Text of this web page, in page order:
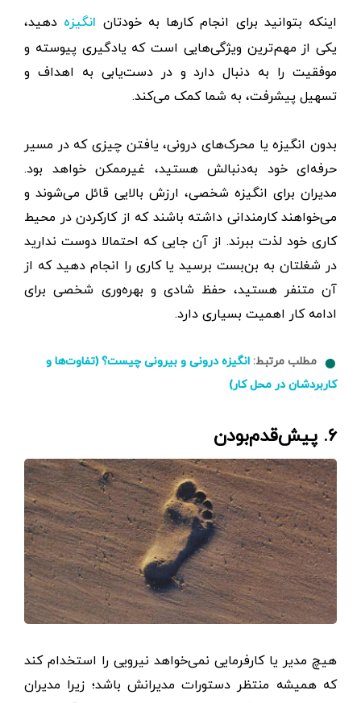
اینکه بتوانید برای انجام کارها به خودتان انگیزه دهید،
یکی از مهم‌ترین ویژگی‌هایی است که یادگیری پیوسته و
موفقیت را به دنبال دارد و در دست‌یابی به اهداف و
تسهیل پیشرفت، به شما کمک می‌کند.
بدون انگیزه یا محرک‌های درونی، یافتن چیزی که در مسیر
حرفه‌ای خود به‌دنبالش هستید، غیرممکن خواهد بود.
مدیران برای انگیزه شخصی، ارزش بالایی قائل می‌شوند و
می‌خواهند کارمندانی داشته باشند که از کار‌کردن در محیط
کاری خود لذت ‌ببرند. از آن جایی که احتمالا دوست ندارید
در شغلتان به بن‌بست برسید یا کاری را انجام دهید که از
آن متنفر هستید، حفظ شادی و بهره‌وری شخصی برای
ادامه کار اهمیت بسیاری دارد.
مطلب مرتبط: انگیزه درونی و بیرونی چیست؟ (تفاوت‌ها و
کاربرد‌شان در محل کار)
۶. پیش‌قدم‌بودن
هیچ مدیر یا کارفرمایی نمی‌خواهد نیرویی را استخدام کند
که همیشه منتظر دستورات مدیرانش باشد؛ زیرا مدیران